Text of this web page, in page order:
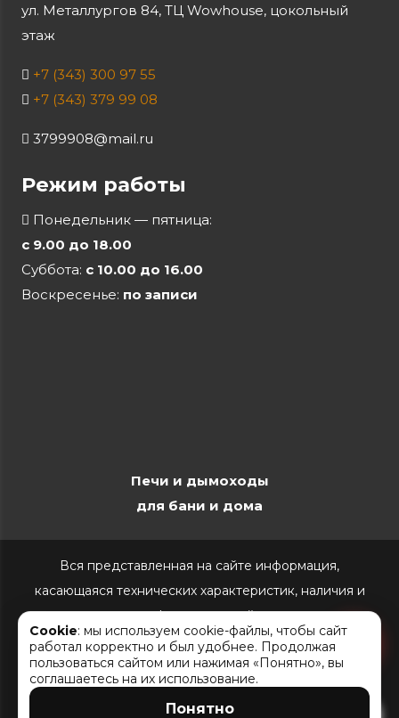
ул. Металлургов 84, ТЦ Wowhouse, цокольный
этаж
+7 (343) 300 97 55
+7 (343) 379 99 08
3799908@mail.ru
Режим работы
Понедельник — пятница:
с 9.00 до 18.00
Суббота: с 10.00 до 16.00
Воскресенье: по записи
Печи и дымоходы
для бани и дома
Вся представленная на сайте информация,
касающаяся технических характеристик, наличия и
стоимости, носит информационный характер и ни при
каких условиях не является публичной офертой,
определяемой положениями Статьи 437(2)
Гражданского кодекса РФ.
Cookie: мы используем cookie-файлы, чтобы сайт
работал корректно и был удобнее. Продолжая
пользоваться сайтом или нажимая «Понятно», вы
соглашаетесь на их использование.
Понятно